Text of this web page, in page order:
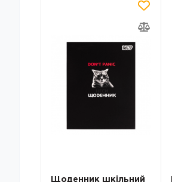
Щоденник шкільний